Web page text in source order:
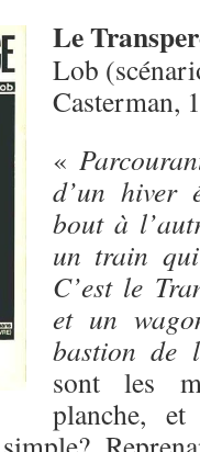
Le
Lob
Casterman,
«
d’un hiver
bout à
un train
C’est le
et un
bastion de
sont les
planche,